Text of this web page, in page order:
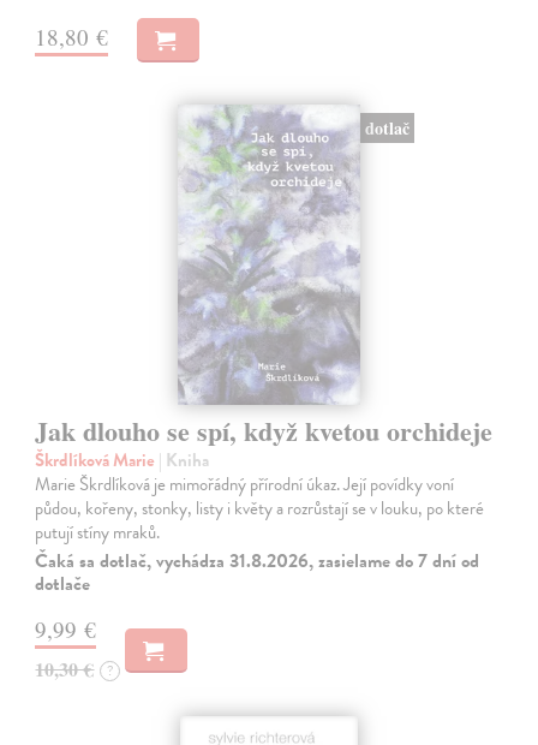
18,80 €
dotlač
Jak dlouho se spí, když kvetou orchideje
Škrdlíková Marie | Kniha
Marie Škrdlíková je mimořádný přírodní úkaz. Její povídky voní
půdou, kořeny, stonky, listy i květy a rozrůstají se v louku, po které
putují stíny mraků.
Čaká sa dotlač, vychádza 31.8.2026, zasielame do 7 dní od
dotlače
9,99 €
10,30 € ?